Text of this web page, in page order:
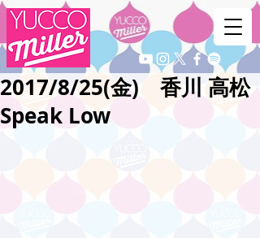
2017/8/25(金) 香川 高松
Speak Low